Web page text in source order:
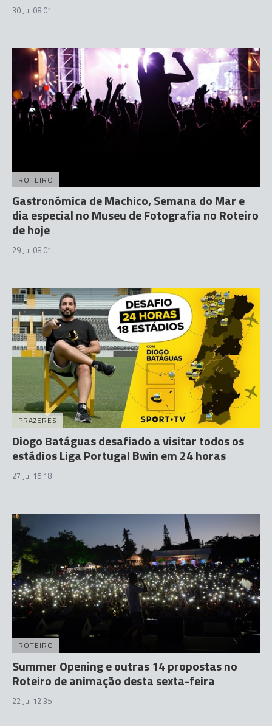
30 Jul 08:01
ROTEIRO
Gastronómica de Machico, Semana do Mar e
dia especial no Museu de Fotografia no Roteiro
de hoje
29 Jul 08:01
PRAZERES
Diogo Batáguas desafiado a visitar todos os
estádios Liga Portugal Bwin em 24 horas
27 Jul 15:18
ROTEIRO
Summer Opening e outras 14 propostas no
Roteiro de animação desta sexta-feira
22 Jul 12:35